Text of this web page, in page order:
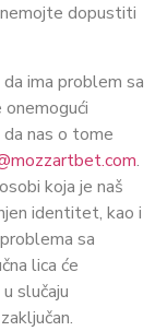
dopustiti
ima problem sa
nas o tome
.
koja je naš
identitet, kao i
sa
lica će
slučaju